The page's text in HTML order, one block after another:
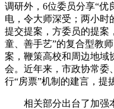
调研外，6位委员分享“优
电，令大师深受；两小时
提交提案，方委员的提案
童、善手艺”的复合型教
案，鞭策高校和周边地域
会。近年来，市政协常委
行“房票”机制的建言，提
相关部分出台了加强